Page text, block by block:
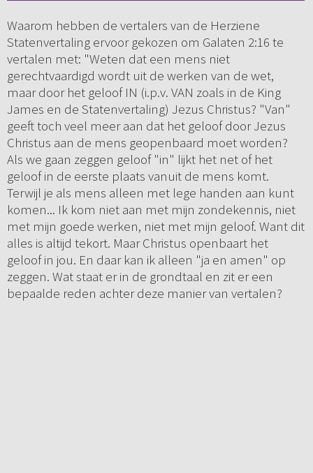
Waarom hebben de vertalers van de Herziene
Statenvertaling ervoor gekozen om Galaten 2:16 te
vertalen met: "Weten dat een mens niet
gerechtvaardigd wordt uit de werken van de wet,
maar door het geloof IN (i.p.v. VAN zoals in de King
James en de Statenvertaling) Jezus Christus? "Van"
geeft toch veel meer aan dat het geloof door Jezus
Christus aan de mens geopenbaard moet worden?
Als we gaan zeggen geloof "in" lijkt het net of het
geloof in de eerste plaats vanuit de mens komt.
Terwijl je als mens alleen met lege handen aan kunt
komen... Ik kom niet aan met mijn zondekennis, niet
met mijn goede werken, niet met mijn geloof. Want dit
alles is altijd tekort. Maar Christus openbaart het
geloof in jou. En daar kan ik alleen "ja en amen" op
zeggen. Wat staat er in de grondtaal en zit er een
bepaalde reden achter deze manier van vertalen?